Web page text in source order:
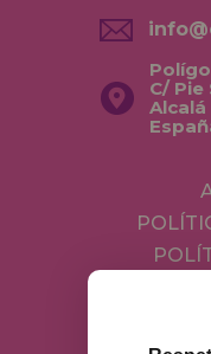
C/ Pie
Alcalá